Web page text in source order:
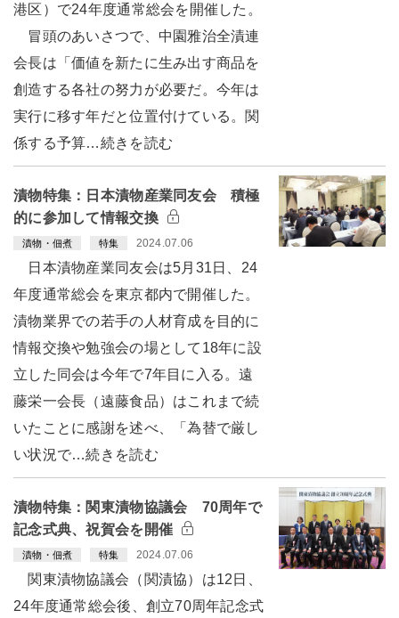
港区）で24年度通常総会を開催した。
冒頭のあいさつで、中園雅治全漬連
会長は「価値を新たに生み出す商品を
創造する各社の努力が必要だ。今年は
実行に移す年だと位置付けている。関
係する予算…続きを読む
漬物特集：日本漬物産業同友会 積極
的に参加して情報交換
漬物・佃煮 特集 2024.07.06
日本漬物産業同友会は5月31日、24
年度通常総会を東京都内で開催した。
漬物業界での若手の人材育成を目的に
情報交換や勉強会の場として18年に設
立した同会は今年で7年目に入る。遠
藤栄一会長（遠藤食品）はこれまで続
いたことに感謝を述べ、「為替で厳し
い状況で…続きを読む
漬物特集：関東漬物協議会 70周年で
記念式典、祝賀会を開催
漬物・佃煮 特集 2024.07.06
関東漬物協議会（関漬協）は12日、
24年度通常総会後、創立70周年記念式